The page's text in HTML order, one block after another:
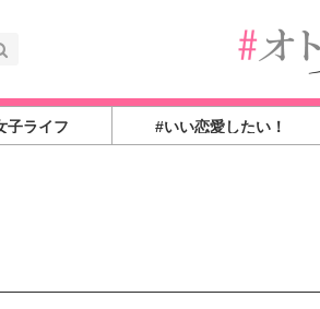
子ライフ #いい恋愛したい！